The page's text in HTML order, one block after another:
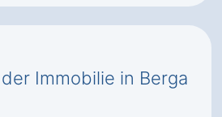
Immobilie in Berga